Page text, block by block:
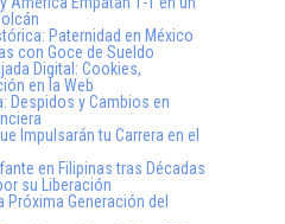
Paternidad en México
con Goce de Sueldo
Digital: Cookies,
en la Web
Despidos y Cambios en
Impulsarán tu Carrera en el
en Filipinas tras Décadas
su Liberación
Próxima Generación del